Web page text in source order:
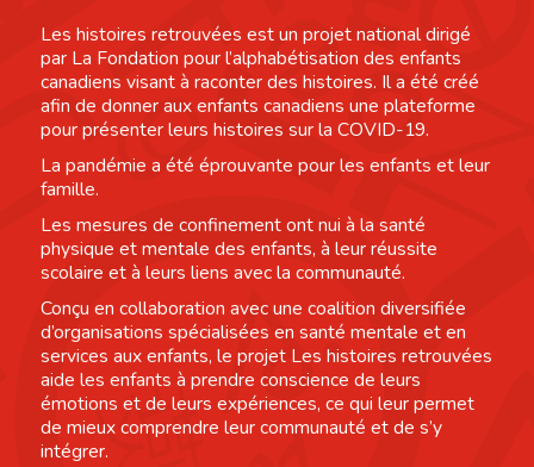
Les histoires retrouvées est un projet national dirigé
par La Fondation pour l’alphabétisation des enfants
canadiens visant à raconter des histoires. Il a été créé
afin de donner aux enfants canadiens une plateforme
pour présenter leurs histoires sur la COVID-19.
La pandémie a été éprouvante pour les enfants et leur
famille.
Les mesures de confinement ont nui à la santé
physique et mentale des enfants, à leur réussite
scolaire et à leurs liens avec la communauté.
Conçu en collaboration avec une coalition diversifiée
d’organisations spécialisées en santé mentale et en
services aux enfants, le projet Les histoires retrouvées
aide les enfants à prendre conscience de leurs
émotions et de leurs expériences, ce qui leur permet
de mieux comprendre leur communauté et de s’y
intégrer.